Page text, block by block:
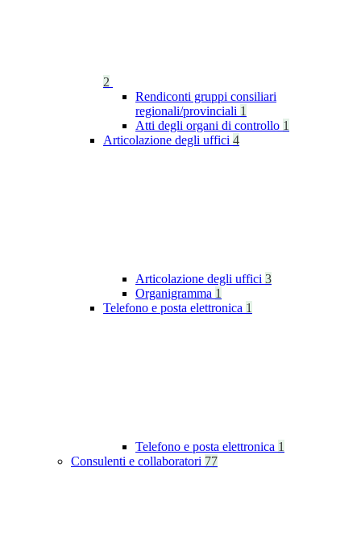
2
Rendiconti gruppi consiliari
regionali/provinciali 1
Atti degli organi di controllo 1
Articolazione degli uffici 4
Articolazione degli uffici 3
Organigramma 1
Telefono e posta elettronica 1
Telefono e posta elettronica 1
Consulenti e collaboratori 77